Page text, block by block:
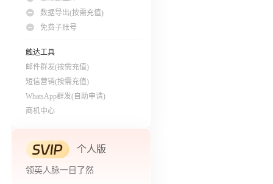
数据导出(按需充值)
免费子账号
触达工具
邮件群发(按需充值)
短信营销(按需充值)
WhatsApp群发(自助申请)
商机中心
个人版
领英人脉一目了然